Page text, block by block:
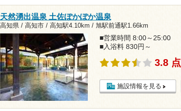
天然湧出温泉 土佐ぽかぽか温泉
高知県 / 高知市 / 高知駅4.10km / 旭駅前通駅1.66km
■営業時間 8:00～25:00
■入浴料 830円～
3.8 点
施設情報を見る